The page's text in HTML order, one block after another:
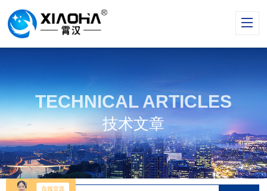
TECHNICAL ARTICLES
技术文章